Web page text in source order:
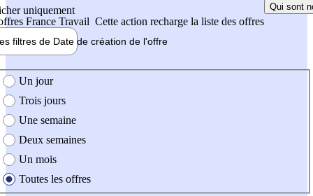
uniquement
France Travail Cette action recharge la liste des offres
Qui sont
filtres de Date de création de l'offre
création de l'offre
Un jour
Trois jours
Une semaine
Deux semaines
Un mois
Toutes les offres